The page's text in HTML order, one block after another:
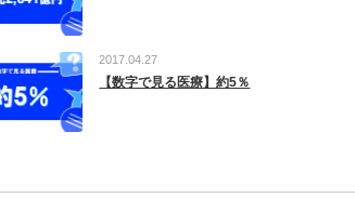
2017.04.27
【数字で見る医療】約5％